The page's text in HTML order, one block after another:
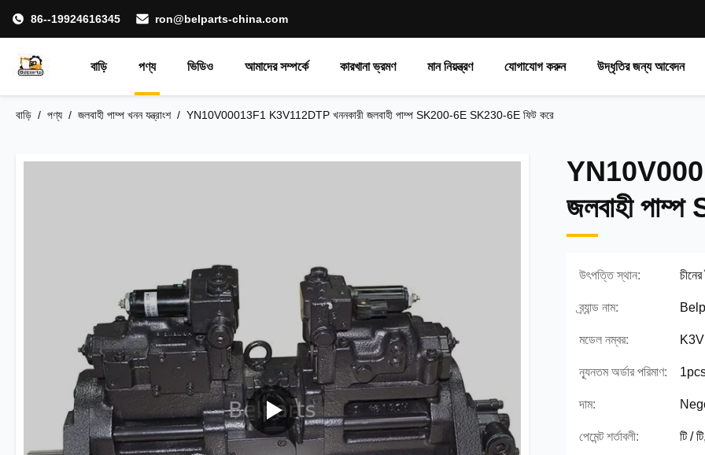
86--19924616345 ron@belparts-china.com
বাড়ি পণ্য ভিডিও আমাদের সম্পর্কে কারখানা ভ্রমণ মান নিয়ন্ত্রণ যোগাযোগ করুন উদ্ধৃতির জন্য আবেদন
বাড়ি / পণ্য / জলবাহী পাম্প খনন যন্ত্রাংশ/ YN10V00013F1 K3V112DTP খননকারী জলবাহী পাম্প SK200-6E SK230-6E ফিট করে
জলবাহী
উৎপত্তি স্থান: চীনের
ব্র্যান্ড নাম:
মডেল নম্বর:
ন্যূনতম অর্ডার পরিমাণ:
দাম:
পেমেন্ট শর্তাবলী: টি /